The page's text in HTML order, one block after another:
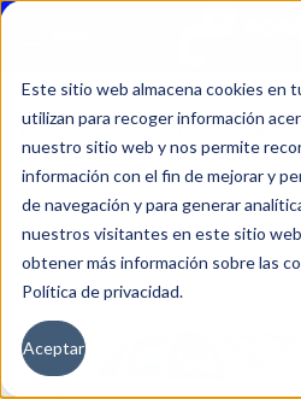
Este sitio web almacena cookies en
utilizan para recoger información
nuestro sitio web y nos permite
información con el fin de mejorar y
de navegación y para generar
nuestros visitantes en este sitio
obtener más información sobre las
Política de privacidad.
Aceptar
Inicio Autos